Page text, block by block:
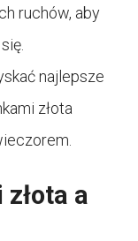
ruchów, aby
najlepsze
złota
a